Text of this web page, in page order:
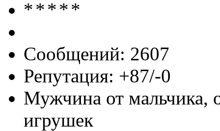
Сообщений: 2607
Репутация: +87/-0
Мужчина от мальчика,
игрушек